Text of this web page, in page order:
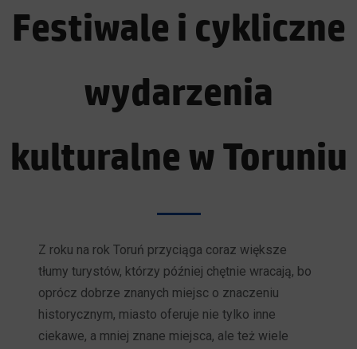
Festiwale i cykliczne
wydarzenia
kulturalne w Toruniu
Z roku na rok Toruń przyciąga coraz większe
tłumy turystów, którzy później chętnie wracają, bo
oprócz dobrze znanych miejsc o znaczeniu
historycznym, miasto oferuje nie tylko inne
ciekawe, a mniej znane miejsca, ale też wiele